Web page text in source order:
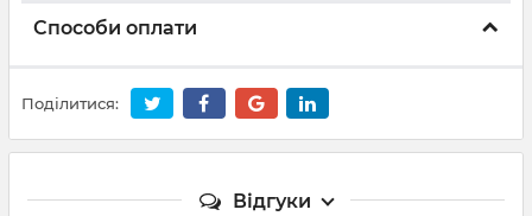
Способи оплати
Поділитися:
Відгуки